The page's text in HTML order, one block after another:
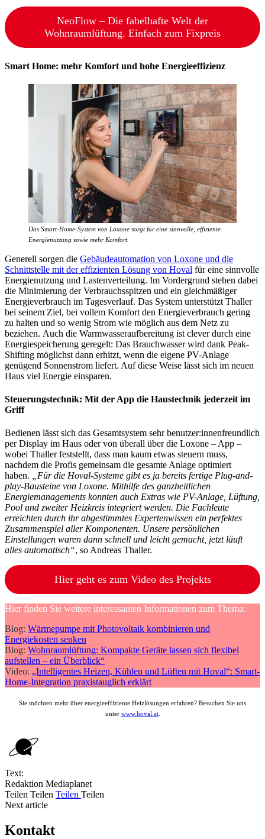
NeoFlow – Die fabelhafte Welt der
Wohnraumlüftung. Einfach zum Fixpreis
Smart Home: mehr Komfort und hohe Energieeffizienz
Das Smart-Home-System von Loxone sorgt für eine sinnvolle, effiziente
Energienutzung sowie mehr Komfort.
Generell sorgen die Gebäudeautomation von Loxone und die
Schnittstelle mit der effizienten Lösung von Hoval für eine sinnvolle
Energienutzung und Lastenverteilung. Im Vordergrund stehen dabei
die Minimierung der Verbrauchsspitzen und ein gleichmäßiger
Energieverbrauch im Tagesverlauf. Das System unterstützt Thaller
bei seinem Ziel, bei vollem Komfort den Energieverbrauch gering
zu halten und so wenig Strom wie möglich aus dem Netz zu
beziehen. Auch die Warmwasseraufbereitung ist clever durch eine
Energiespeicherung geregelt: Das Brauchwasser wird dank Peak-
Shifting möglichst dann erhitzt, wenn die eigene PV-Anlage
genügend Sonnenstrom liefert. Auf diese Weise lässt sich im neuen
Haus viel Energie einsparen.
Steuerungstechnik: Mit der App die Haustechnik jederzeit im
Griff
Bedienen lässt sich das Gesamtsystem sehr benutzer:innenfreundlich
per Display im Haus oder von überall über die Loxone – App –
wobei Thaller feststellt, dass man kaum etwas steuern muss,
nachdem die Profis gemeinsam die gesamte Anlage optimiert
haben.
„Für die Hoval-Systeme gibt es ja bereits fertige Plug-and-
play-Bausteine von Loxone. Mithilfe des ganzheitlichen
Energiemanagements konnten auch Extras wie PV-Anlage, Lüftung,
Pool und zweiter Heizkreis integriert werden. Die Fachleute
erreichten durch ihr abgestimmtes Expertenwissen ein perfektes
Zusammenspiel aller Komponenten. Unsere persönlichen
Einstellungen waren dann schnell und leicht gemacht, jetzt läuft
alles automatisch“, so Andreas Thaller.
Hier geht es zum Video des Projekts
Hier finden Sie weitere interessanten Informationen zum Thema:
Blog: Wärmepumpe mit Photovoltaik kombinieren und
Energiekosten senken
Blog: Wohnraumlüftung: Kompakte Geräte lassen sich flexibel
aufstellen – ein Überblick“
Video: „Intelligentes Heizen, Kühlen und Lüften mit Hoval“: Smart-
Home-Integration praxistauglich erklärt
Sie möchten mehr über energieeffiziente Heizlösungen erfahren? Besuchen Sie uns
unter www.hoval.at.
Text:
Redaktion Mediaplanet
Teilen Teilen Teilen Teilen
Next article
Kontakt